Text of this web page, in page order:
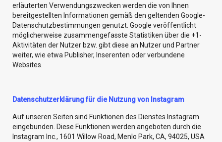
erläuterten Verwendungszwecken werden die von Ihnen
bereitgestellten Informationen gemäß den geltenden Google-
Datenschutzbestimmungen genutzt. Google veröffentlicht
möglicherweise zusammengefasste Statistiken über die +1-
Aktivitäten der Nutzer bzw. gibt diese an Nutzer und Partner
weiter, wie etwa Publisher, Inserenten oder verbundene
Websites.
Datenschutzerklärung für die Nutzung von Instagram
Auf unseren Seiten sind Funktionen des Dienstes Instagram
eingebunden. Diese Funktionen werden angeboten durch die
Instagram Inc., 1601 Willow Road, Menlo Park, CA, 94025, USA